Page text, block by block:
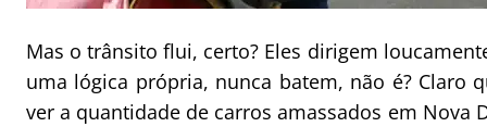
Mas o trânsito flui, certo? Eles dirigem
uma lógica própria, nunca batem, não é? Claro
ver a quantidade de carros amassados em Nova